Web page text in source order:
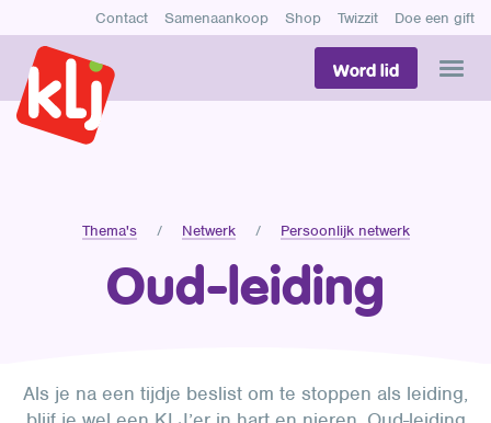
Contact Samenaankoop Shop Twizzit Doe een gift
Word lid
Thema's Netwerk Persoonlijk netwerk
Oud-leiding
Als je na een tijdje beslist om te stoppen als leiding,